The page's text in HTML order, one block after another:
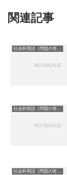
関連記事
社会科用語（問題の答え）
社会科用語（問題の答え）
社会科用語（問題の答え）